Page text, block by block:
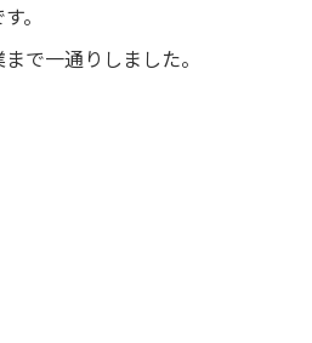
。
で一通りしました。